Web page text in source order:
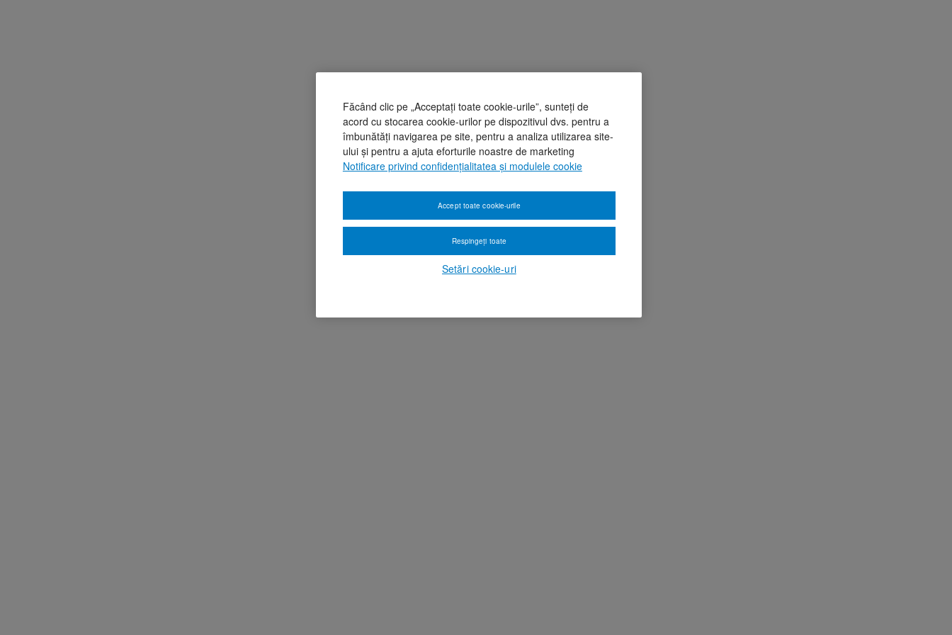
Făcând clic pe „Acceptați toate cookie-urile”, sunteți de
acord cu stocarea cookie-urilor pe dispozitivul dvs. pentru a
îmbunătăți navigarea pe site, pentru a analiza utilizarea site-
ului și pentru a ajuta eforturile noastre de marketing
Notificare privind confidențialitatea și modulele cookie
Setări cookie-uri
Respingeți toate
Accept toate cookie-urile